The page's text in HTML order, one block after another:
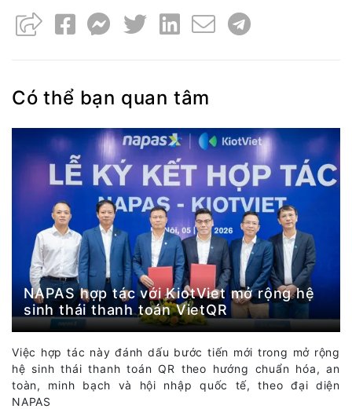
Có thể bạn quan tâm
NAPAS hợp tác với KiotViet mở rộng hệ
sinh thái thanh toán VietQR
Việc hợp tác này đánh dấu bước tiến mới trong mở rộng
hệ sinh thái thanh toán QR theo hướng chuẩn hóa, an
toàn, minh bạch và hội nhập quốc tế, theo đại diện
NAPAS